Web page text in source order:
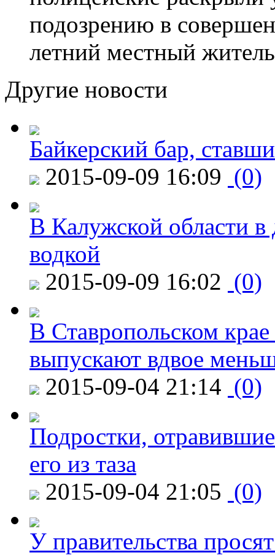
подозрению в
летний местный
Другие новости
Байкерский бар,
2015-09-09 16:09 (0)
В Калужской области в
водкой
2015-09-09 16:02 (0)
В Ставропольском
выпускают вдвое
2015-09-04 21:14 (0)
Подростки,
его из таза
2015-09-04 21:05 (0)
У правительства